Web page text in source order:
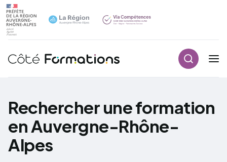
Navigation principale
Rechercher une formation
en Auvergne-Rhône-
Alpes